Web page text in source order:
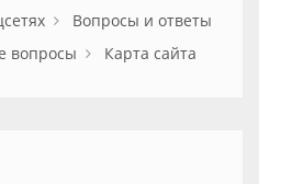
Вопросы и ответы
вопросы
Карта сайта